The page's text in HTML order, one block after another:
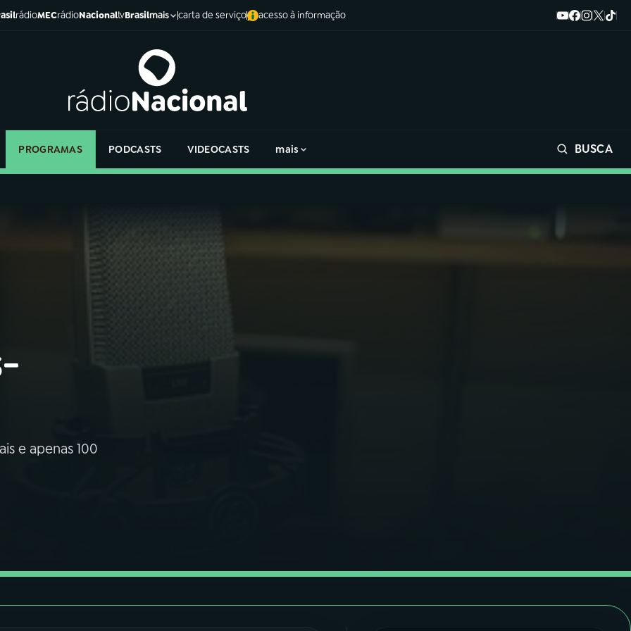
rádioMECrádioNacionaltvBrasilmais carta de serviço acesso à informação
PROGRAMAS PODCASTS VIDEOCASTS mais BUSCA
e apenas 100